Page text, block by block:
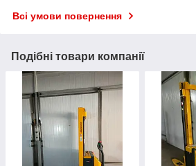
Всі умови повернення
Подібні товари компанії